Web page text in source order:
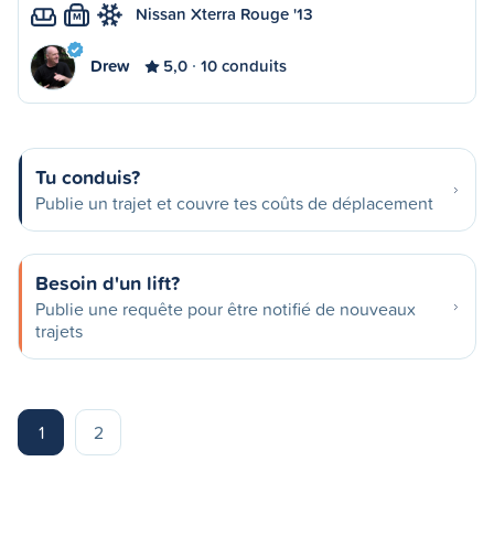
M Nissan Xterra Rouge '13
Drew 5,0 10 conduits
Tu conduis?
Publie un trajet et couvre tes coûts de déplacement
Besoin d'un lift?
Publie une requête pour être notifié de nouveaux
trajets
1 2